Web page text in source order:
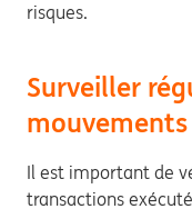
risques.
Surveiller
Il est important de
transactions